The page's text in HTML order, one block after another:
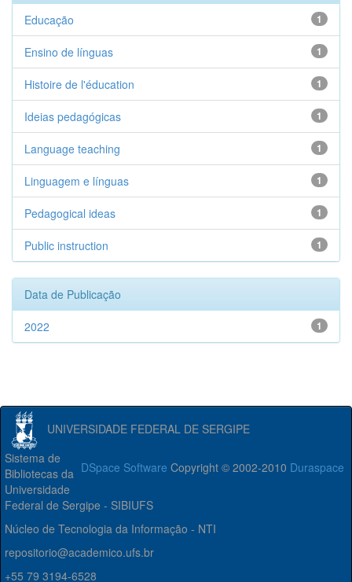
1
Educação
1
Ensino de línguas
1
Histoire de l'éducation
1
Ideias pedagógicas
1
Language teaching
1
Linguagem e línguas
1
Pedagogical ideas
1
Public instruction
Data de Publicação
1
2022
UNIVERSIDADE FEDERAL DE SERGIPE
DSpace Software Copyright © 2002-2010 Duraspace
Sistema de
Bibliotecas da
Universidade
Federal de Sergipe - SIBIUFS
Núcleo de Tecnologia da Informação - NTI
repositorio@academico.ufs.br
+55 79 3194-6528